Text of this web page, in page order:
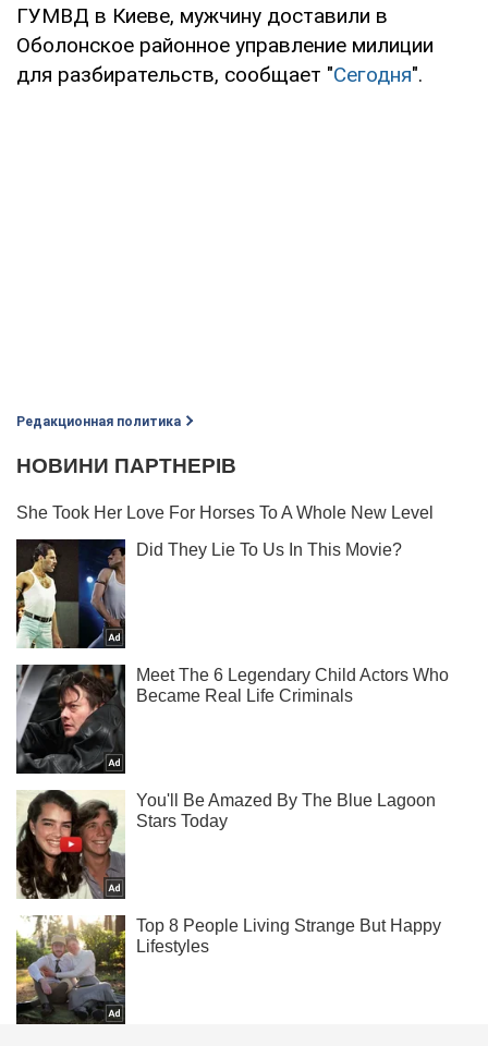
ГУМВД в Киеве, мужчину доставили в
Оболонское районное управление милиции
для разбирательств, сообщает "Сегодня".
Редакционная политика